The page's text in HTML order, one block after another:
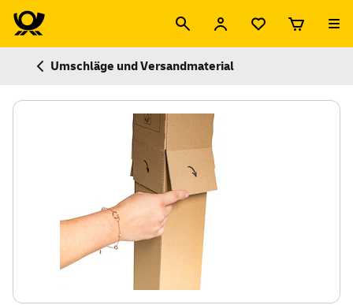
Umschläge und Versandmaterial